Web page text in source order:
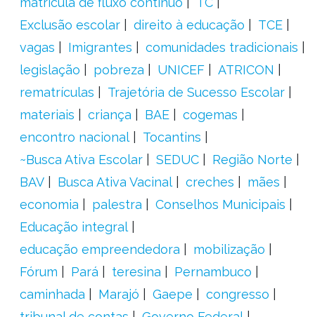
Exclusão escolar
direito à educação
TCE
vagas
Imigrantes
comunidades tradicionais
legislação
pobreza UNICEF
ATRICON
rematrículas
Trajetória de Sucesso Escolar
materiais
criança BAE
cogemas
encontro nacional
Tocantins
~Busca Ativa Escolar
SEDUC
Região Norte
BAV
Busca Ativa Vacinal creches
mães
economia
palestra
Conselhos Municipais
Educação integral
educação empreendedora
mobilização
Fórum
Pará teresina
Pernambuco
caminhada
Marajó Gaepe
congresso